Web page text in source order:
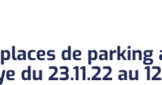
de parking
23.11.22 au